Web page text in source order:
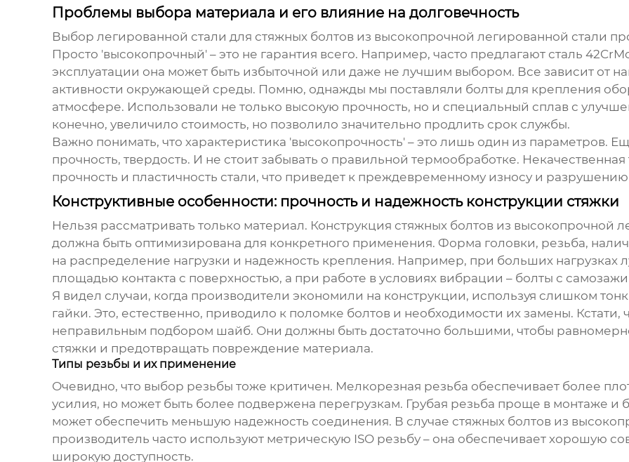
Проблемы выбора материала и его влияние на долговечность
Выбор легированной стали для стяжных болтов из высокопрочной легированной стали
Просто 'высокопрочный' – это не гарантия всего. Например, часто предлагают сталь
эксплуатации она может быть избыточной или даже не лучшим выбором. Все зависит от
активности окружающей среды. Помню, однажды мы поставляли болты для крепления
атмосфере. Использовали не только высокую прочность, но и специальный сплав с
конечно, увеличило стоимость, но позволило значительно продлить срок службы.
Важно понимать, что характеристика 'высокопрочность' – это лишь один из параметров.
прочность, твердость. И не стоит забывать о правильной термообработке.
прочность и пластичность стали, что приведет к преждевременному износу и
Конструктивные особенности: прочность и надежность конструкции стяжки
Нельзя рассматривать только материал. Конструкция стяжных болтов из высокопрочной
должна быть оптимизирована для конкретного применения. Форма головки, резьба,
на распределение нагрузки и надежность крепления. Например, при больших нагрузках
площадью контакта с поверхностью, а при работе в условиях вибрации – болты с
Я видел случаи, когда производители экономили на конструкции, используя слишком
гайки. Это, естественно, приводило к поломке болтов и необходимости их замены. Кстати,
неправильным подбором шайб. Они должны быть достаточно большими, чтобы
стяжки и предотвращать повреждение материала.
Типы резьбы и их применение
Очевидно, что выбор резьбы тоже критичен. Мелкорезная резьба обеспечивает более
усилия, но может быть более подвержена перегрузкам. Грубая резьба проще в монтаже и
может обеспечить меньшую надежность соединения. В случае стяжных болтов из
производитель часто используют метрическую ISO резьбу – она обеспечивает хорошую
широкую доступность.